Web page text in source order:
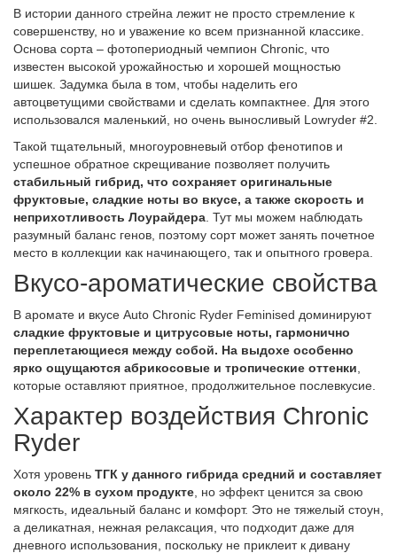
В истории данного стрейна лежит не просто стремление к
совершенству, но и уважение ко всем признанной классике.
Основа сорта – фотопериодный чемпион Chronic, что
известен высокой урожайностью и хорошей мощностью
шишек. Задумка была в том, чтобы наделить его
автоцветущими свойствами и сделать компактнее. Для этого
использовался маленький, но очень выносливый Lowryder #2.
Такой тщательный, многоуровневый отбор фенотипов и
успешное обратное скрещивание позволяет получить
стабильный гибрид, что сохраняет оригинальные
фруктовые, сладкие ноты во вкусе, а также скорость и
неприхотливость Лоурайдера . Тут мы можем наблюдать
разумный баланс генов, поэтому сорт может занять почетное
место в коллекции как начинающего, так и опытного гровера.
Вкусо-ароматические свойства
В аромате и вкусе Auto Chronic Ryder Feminised доминируют
сладкие фруктовые и цитрусовые ноты, гармонично
переплетающиеся между собой. На выдохе особенно
ярко ощущаются абрикосовые и тропические оттенки
которые оставляют приятное, продолжительное послевкусие.
Характер воздействия Chronic
Ryder
Хотя уровень ТГК у данного гибрида средний и составляет
около 22% в сухом продукте , но эффект ценится за свою
мягкость, идеальный баланс и комфорт. Это не тяжелый стоун,
а деликатная, нежная релаксация, что подходит даже для
дневного использования, поскольку не приклеит к дивану